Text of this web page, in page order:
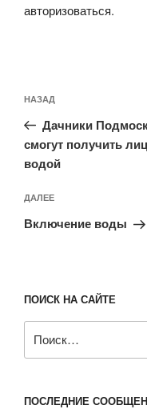
авторизоваться.
по
записям
Предыдущая
запись:
НАЗАД
Дачники
смогут получить
водой
Следующая
запись
ДАЛЕЕ
Включение воды
ПОИСК НА САЙТЕ
ПОСЛЕДНИЕ